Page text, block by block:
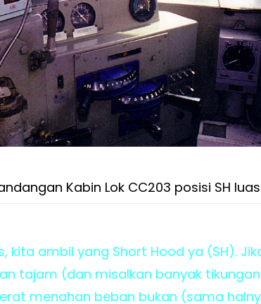
Kabin Lok CC203 posisi SH luas
ambil yang Short Hood ya (SH).
tajam (dan misalkan banyak
menahan beban bukan (sama